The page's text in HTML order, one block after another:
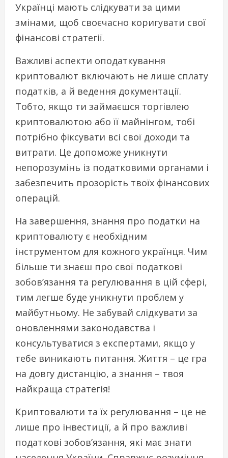
Українці мають слідкувати за цими
змінами, щоб своєчасно коригувати свої
фінансові стратегії.
Важливі аспекти оподаткування
криптовалют включають не лише сплату
податків, а й ведення документації.
Тобто, якщо ти займаєшся торгівлею
криптовалютою або її майнінгом, тобі
потрібно фіксувати всі свої доходи та
витрати. Це допоможе уникнути
непорозумінь із податковими органами і
забезпечить прозорість твоїх фінансових
операцій.
На завершення, знання про податки на
криптовалюту є необхідним
інструментом для кожного українця. Чим
більше ти знаєш про свої податкові
зобов’язання та регулювання в цій сфері,
тим легше буде уникнути проблем у
майбутньому. Не забувай слідкувати за
оновленнями законодавства і
консультуватися з експертами, якщо у
тебе виникають питання. Життя – це гра
на довгу дистанцію, а знання – твоя
найкраща стратегія!
Криптовалюти та їх регулювання – це не
лише про інвестиції, а й про важливі
податкові зобов’язання, які має знати